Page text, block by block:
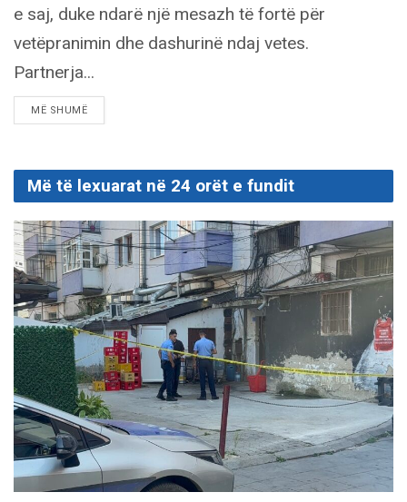
e saj, duke ndarë një mesazh të fortë për
vetëpranimin dhe dashurinë ndaj vetes.
Partnerja...
MË SHUMËDETAILS
Më të lexuarat në 24 orët e fundit